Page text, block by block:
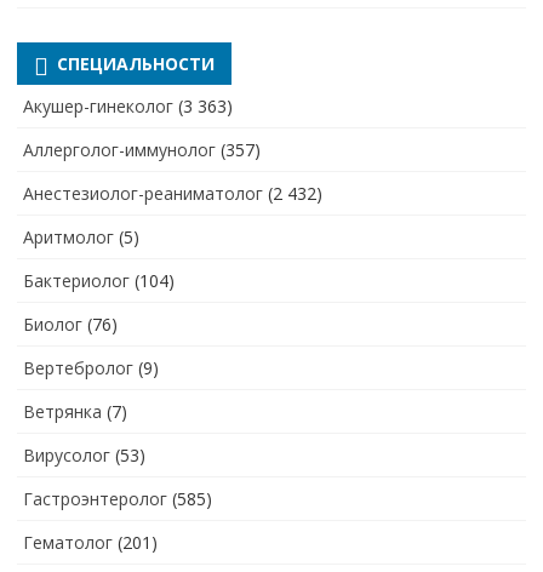
СПЕЦИАЛЬНОСТИ
Акушер-гинеколог (3 363)
Аллерголог-иммунолог (357)
Анестезиолог-реаниматолог (2 432)
Аритмолог (5)
Бактериолог (104)
Биолог (76)
Вертебролог (9)
Ветрянка (7)
Вирусолог (53)
Гастроэнтеролог (585)
Гематолог (201)